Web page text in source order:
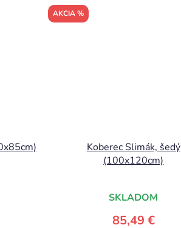
AKCIA %
Koberec Slimák, šedý
(100x120cm)
SKLADOM
85,49 €